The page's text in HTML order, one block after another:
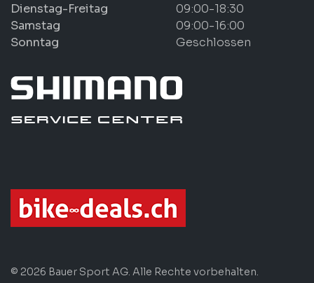
Dienstag-Freitag
09:00-18:30
Samstag
09:00-16:00
Sonntag
Geschlossen
© 2026 Bauer Sport AG. Alle Rechte vorbehalten.